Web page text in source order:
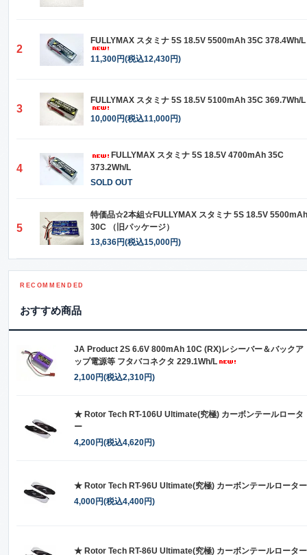
2
FULLYMAX スタミナ 5S 18.5V 5500mAh 35C 378.4Wh/L
11,300円(税込12,430円)
3
FULLYMAX スタミナ 5S 18.5V 5100mAh 35C 369.7Wh/L
10,000円(税込11,000円)
4
FULLYMAX スタミナ 5S 18.5V 4700mAh 35C
373.2Wh/L
SOLD OUT
5
特価品☆2本組☆FULLYMAX スタミナ 5S 18.5V 5500mAh
30C （旧パッケージ）
13,636円(税込15,000円)
RECOMMENDED
おすすめ商品
JA Product 2S 6.6V 800mAh 10C (RX)レシーバー＆バックア
ップ電源等 フタバコネクタ 229.1Wh/L
2,100円(税込2,310円)
★ Rotor Tech RT-106U Ultimate(究極) カーボンテールロータ
ー
4,200円(税込4,620円)
★ Rotor Tech RT-96U Ultimate(究極) カーボンテールローター
4,000円(税込4,400円)
★ Rotor Tech RT-86U Ultimate(究極) カーボンテールローター